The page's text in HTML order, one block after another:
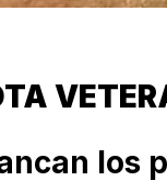
los